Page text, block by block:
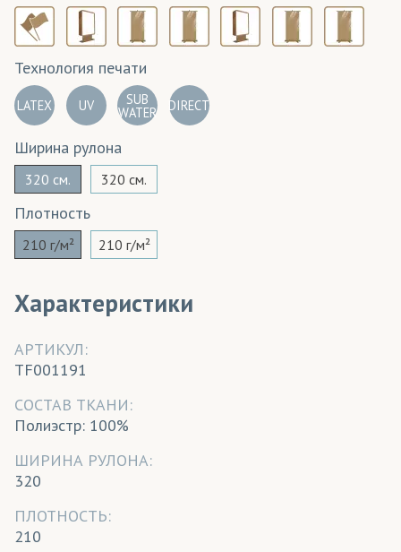
Технология печати
LATEX UV SUB
WATER DIRECT
Ширина рулона
320 см. 320 см.
Плотность
210 г/м² 210 г/м²
Характеристики
АРТИКУЛ:
TF001191
CОСТАВ ТКАНИ:
Полиэстр: 100%
ШИРИНА РУЛОНА:
320
ПЛОТНОСТЬ:
210